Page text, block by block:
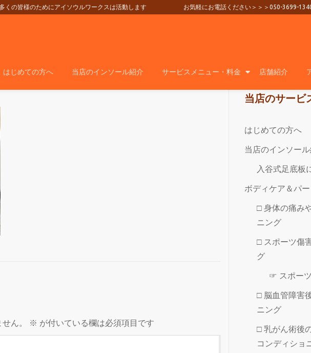
くの皆様のためにアイソウルワークスは活動します お気軽にお電話ください＞＞＞050-3699-
はじめての方へ 当店のインソール紹介 サービスメニュー・料金 店舗紹介
ん。 ※ が付いている欄は必須項目です
当店のサービ
はじめての方へ
当店のインソー
入谷式足底板
ボディケア＆パ
□ 身体の痛み
ニング
□ スポーツ傷
グ
☞ スポー
□ 脳血管障害
ニング
□ 乳がん術後
コンディショ